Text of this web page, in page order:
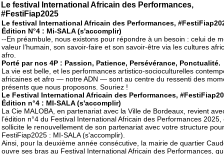
Le festival International Africain des Performances,
#FestiFiap2025
Le festival International Africain des Performances,
Édition N°4 : Mi-SALA (s'accomplir)
--En préambule, nous existons pour répondre à un besoin : celui de
valeur l’humain, son savoir-faire et son savoir-être via les cultures
afro.
Porté par nos 4P : Passion, Patience, Persévérance, Ponctualité.
La vie est belle, et les performances artistico-socioculturelles
africaines et afro — notre ADN — sont au centre du ressenti des
présents que nous proposons. Souriez !
Le Festival International Africain des Performances,
Édition n°4 : MI-SALA (s'accomplir)
La Cie MALOBA, en partenariat avec la Ville de Bordeaux, revient
l’édition n°4 du Festival International Africain des Performances 2025,
sollicite le renouvellement de son partenariat avec votre structure
FestiFiap2025 : MI-SALA (s'accomplir).
Ainsi, pour la deuxième année consécutive, la mairie de quartier
ouvre ses bras au Festival International Africain des Performances,